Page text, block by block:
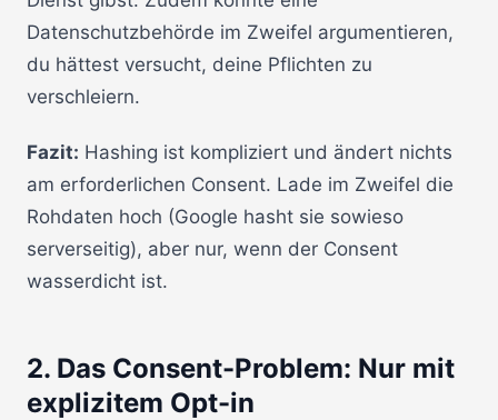
Datenschutzbehörde im Zweifel argumentieren,
du hättest versucht, deine Pflichten zu
verschleiern.
Fazit: Hashing ist kompliziert und ändert nichts
am erforderlichen Consent. Lade im Zweifel die
Rohdaten hoch (Google hasht sie sowieso
serverseitig), aber nur, wenn der Consent
wasserdicht ist.
2. Das Consent-Problem: Nur mit
explizitem Opt-in